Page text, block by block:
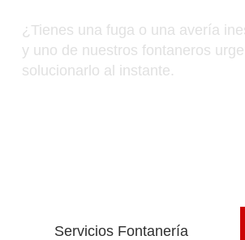
¿Tienes una fuga o una avería
y uno de nuestros fontaneros
solucionarlo al instante.
Servicios Fontanería